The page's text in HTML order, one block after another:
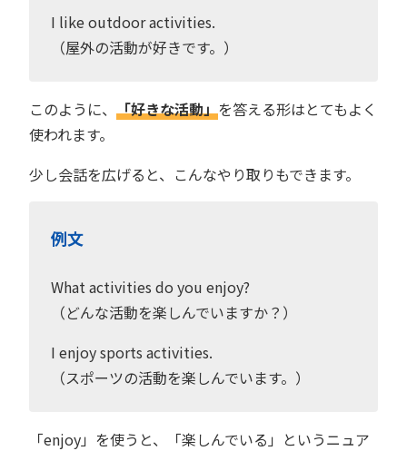
I like outdoor activities.
（屋外の活動が好きです。）
このように、 「好きな活動」を答える形はとてもよく
使われます。
少し会話を広げると、こんなやり取りもできます。
例文
What activities do you enjoy?
（どんな活動を楽しんでいますか？）
I enjoy sports activities.
（スポーツの活動を楽しんでいます。）
「enjoy」を使うと、「楽しんでいる」というニュア